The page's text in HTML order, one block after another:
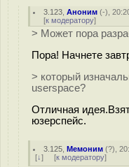
3.123 ,Аноним (-),
[к модератору]
> Может пора
Пора! Начнете
> который
userspace?
Отличная
юзерспейс.
3.125 ,Мемоним (?),
[↓] [к модератору]